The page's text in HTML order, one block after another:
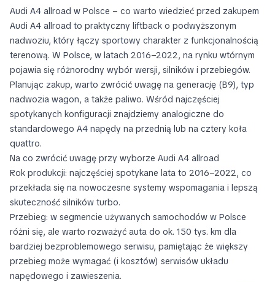
Audi A4 allroad w Polsce – co warto wiedzieć przed zakupem
Audi A4 allroad to praktyczny liftback o podwyższonym
nadwoziu, który łączy sportowy charakter z funkcjonalnością
terenową. W Polsce, w latach 2016–2022, na rynku wtórnym
pojawia się różnorodny wybór wersji, silników i przebiegów.
Planując zakup, warto zwrócić uwagę na generację (B9), typ
nadwozia wagon, a także paliwo. Wśród najczęściej
spotykanych konfiguracji znajdziemy analogiczne do
standardowego A4 napędy na przednią lub na cztery koła
quattro.
Na co zwrócić uwagę przy wyborze Audi A4 allroad
Rok produkcji: najczęściej spotykane lata to 2016–2022, co
przekłada się na nowoczesne systemy wspomagania i lepszą
skuteczność silników turbo.
Przebieg: w segmencie używanych samochodów w Polsce
różni się, ale warto rozważyć auta do ok. 150 tys. km dla
bardziej bezproblemowego serwisu, pamiętając że większy
przebieg może wymagać (i kosztów) serwisów układu
napędowego i zawieszenia.